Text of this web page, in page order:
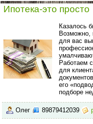
Ипотека-это просто
Казалось
Возможно,
для вас
Работаем
для
его
подборе
Олег 89879412039